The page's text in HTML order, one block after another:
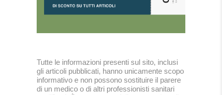
Tutte le informazioni presenti sul sito, inclusi
gli articoli pubblicati, hanno unicamente scopo
informativo e non possono sostituire il parere
di un medico o di altri professionisti sanitari